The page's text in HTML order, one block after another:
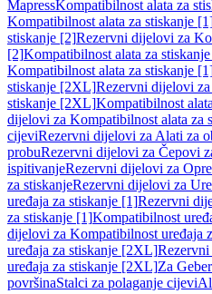
MapressKompatibilnost alata za
Kompatibilnost alata za stiskanje
stiskanje [2]Rezervni dijelovi za
[2]Kompatibilnost alata za
Kompatibilnost alata za stiskanje
stiskanje [2XL]Rezervni dijelovi
stiskanje [2XL]Kompatibilnost
dijelovi za Kompatibilnost alata za
cijeviRezervni dijelovi za Alati za
probuRezervni dijelovi za Čepovi
ispitivanjeRezervni dijelovi za
za stiskanjeRezervni dijelovi za
uređaja za stiskanje [1]Rezervni
za stiskanje [1]Kompatibilnost
dijelovi za Kompatibilnost uređaja
uređaja za stiskanje [2XL]
uređaja za stiskanje [2XL]Za
površinaStalci za polaganje cijevi